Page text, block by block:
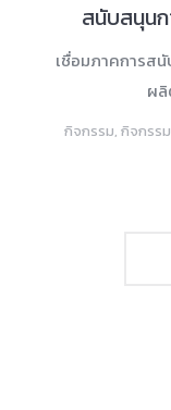
สนับสนุน
เชื่อมภาคการส
ผ
กิจกรรม, กิจกรร